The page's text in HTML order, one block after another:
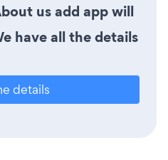
us add app will
have all the details
details